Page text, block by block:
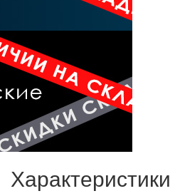
Характеристики